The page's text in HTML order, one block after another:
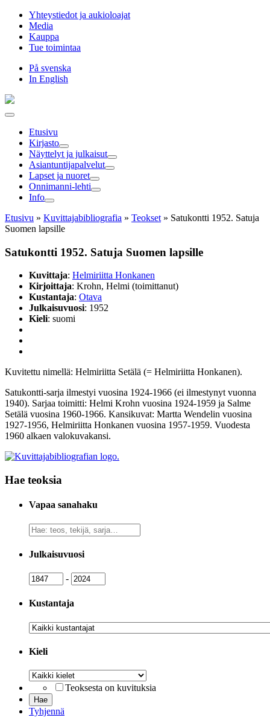
Hyppää
sisältöön
Yhteystiedot ja aukioloajat
Media
Kauppa
Tue toimintaa
På svenska
In English
Etusivu
Kirjasto
Näyttelyt ja julkaisut
Asiantuntija­palvelut
Lapset ja nuoret
Onnimanni-lehti
Info
Etusivu » Kuvittaja­bibliografia » Teokset » Satukontti 1952. Satuja
Suomen lapsille
Satukontti 1952. Satuja Suomen lapsille
Kuvittaja: Helmiriitta Honkanen
Kirjoittaja: Krohn, Helmi (toimittanut)
Kustantaja: Otava
Julkaisuvuosi: 1952
Kieli: suomi
Kuvitettu nimellä: Helmiriitta Setälä (= Helmiriitta Honkanen).
Satukontti-sarja ilmestyi vuosina 1924-1966 (ei ilmestynyt vuonna
1940). Sarjaa toimitti: Helmi Krohn vuosina 1924-1959 ja Salme
Setälä vuosina 1960-1966. Kansikuvat: Martta Wendelin vuosina
1927-1956, Helmiriitta Honkanen vuosina 1957-1959. Vuodesta
1960 alkaen valokuvakansi.
Hae teoksia
Vapaa sanahaku
Vapaa
sanahaku
Julkaisuvuosi
Julkaisuvuosi
- Julkaisuvuosi
Kustantaja
Kustantaja
Kieli
Kieli
Teoksesta on kuvituksia
Tyhjennä